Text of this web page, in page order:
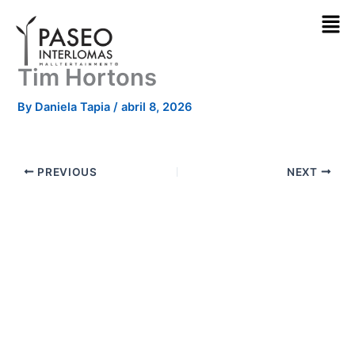
content
Tim Hortons
By Daniela Tapia/abril 8, 2026
PREVIOUS NEXT